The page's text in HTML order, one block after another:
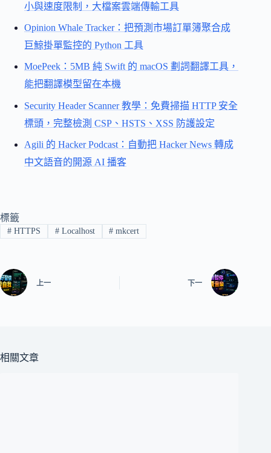
小與速度限制，大檔案雲端傳輸工具
Opinion Whale Tracker：把預測市場訂單簿聚合成
巨鯨掛單監控的 Python 工具
MoePeek：5MB 純 Swift 的 macOS 劃詞翻譯工具，
能把翻譯模型留在本機
Security Header Scanner 教學：免費掃描 HTTP 安全
標頭，完整檢測 CSP、HSTS、XSS 防護設定
Agili 的 Hacker Podcast：自動把 Hacker News 轉成
中文語音的開源 AI 播客
標籤
#HTTPS #Localhost # mkcert
上一 下一
相關文章